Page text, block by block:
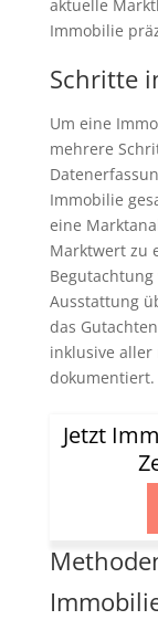
aktuelle
Immobilie
Schritte
Um eine
mehrere
Immobilie
eine
Marktwert zu
Ausstattung
das
inklusive aller
dokumentiert.
Jetzt